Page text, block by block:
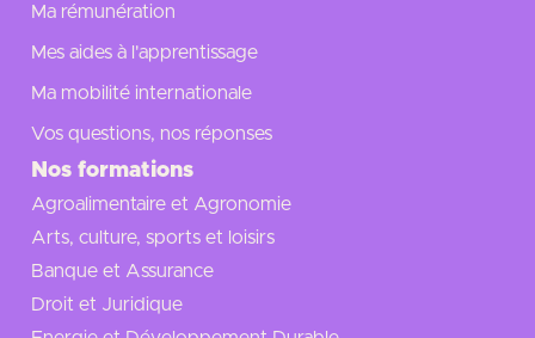
Ma rémunération
Mes aides à l'apprentissage
Ma mobilité internationale
Vos questions, nos réponses
Nos formations
Agroalimentaire et Agronomie
Arts, culture, sports et loisirs
Banque et Assurance
Droit et Juridique